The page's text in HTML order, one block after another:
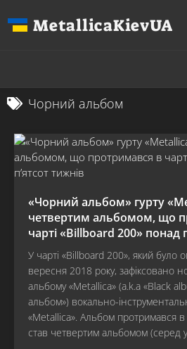
до
MetallicaKievUA
Чорний альбом
«Чорний альбом» гурту
четвертим альбомом, що
чарті «Billboard 200» понад
У чарті «Billboard 200», який було
вересня 2018 року, зафіксовано
альбому «Metallica» (a.k.a «Black
альбом») вокально-
«Metallica». Альбом протримався в
став четвертим альбомом (серед